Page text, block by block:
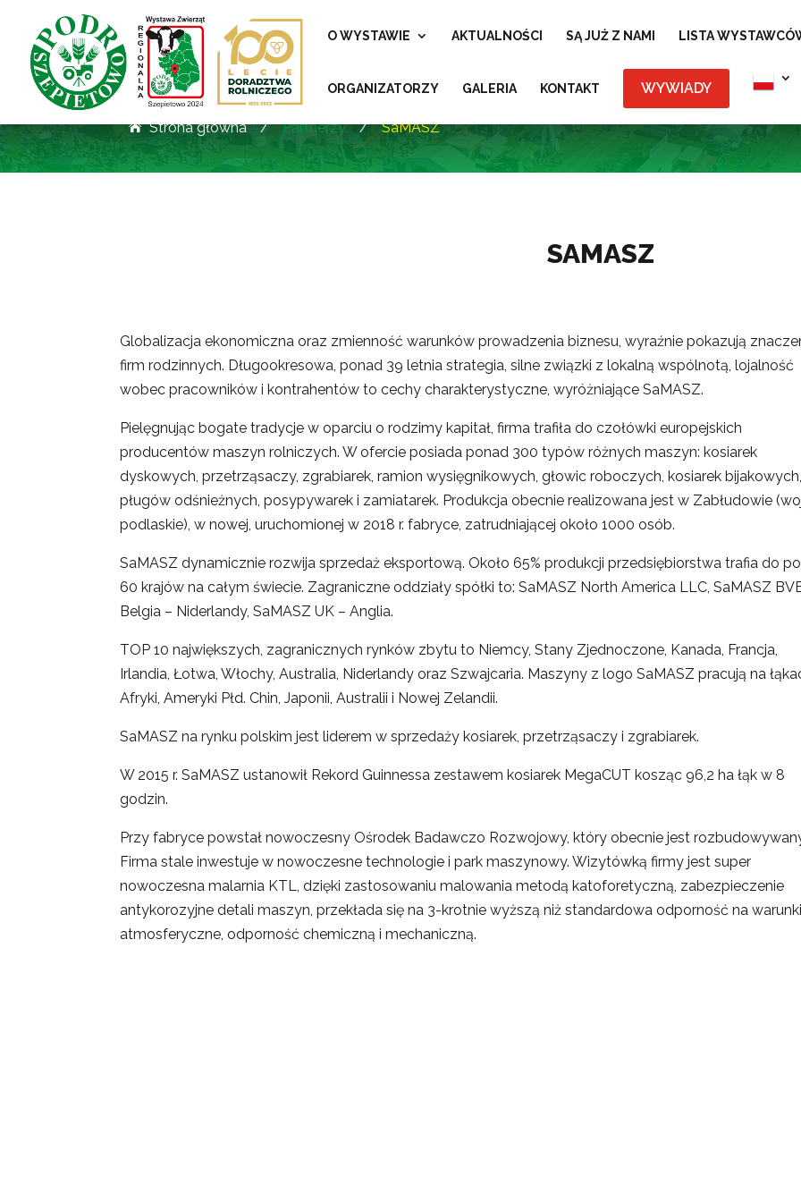
content
O WYSTAWIE AKTUALNOŚCI SĄ JUŻ Z NAMI LISTA
ORGANIZATORZY GALERIA KONTAKT WYWIADY
 Strona główna / Partnerzy / SaMASZ
SAMASZ
Globalizacja ekonomiczna oraz zmienność warunków prowadzenia biznesu, wyraźnie pokazują
firm rodzinnych. Długookresowa, ponad 39 letnia strategia, silne związki z lokalną wspólnotą, lojalność
wobec pracowników i kontrahentów to cechy charakterystyczne, wyróżniające SaMASZ.
Pielęgnując bogate tradycje w oparciu o rodzimy kapitał, firma trafiła do czołówki europejskich
producentów maszyn rolniczych. W ofercie posiada ponad 300 typów różnych maszyn: kosiarek
dyskowych, przetrząsaczy, zgrabiarek, ramion wysięgnikowych, głowic roboczych, kosiarek
pługów odśnieżnych, posypywarek i zamiatarek. Produkcja obecnie realizowana jest w Zabłudowie
podlaskie), w nowej, uruchomionej w 2018 r. fabryce, zatrudniającej około 1000 osób.
SaMASZ dynamicznie rozwija sprzedaż eksportową. Około 65% produkcji przedsiębiorstwa trafia do
60 krajów na całym świecie. Zagraniczne oddziały spółki to: SaMASZ North America LLC, SaMASZ
Belgia – Niderlandy, SaMASZ UK – Anglia.
TOP 10 największych, zagranicznych rynków zbytu to Niemcy, Stany Zjednoczone, Kanada, Francja,
Irlandia, Łotwa, Włochy, Australia, Niderlandy oraz Szwajcaria. Maszyny z logo SaMASZ pracują na
Afryki, Ameryki Płd. Chin, Japonii, Australii i Nowej Zelandii.
SaMASZ na rynku polskim jest liderem w sprzedaży kosiarek, przetrząsaczy i zgrabiarek.
W 2015 r. SaMASZ ustanowił Rekord Guinnessa zestawem kosiarek MegaCUT kosząc 96,2 ha łąk w 8
godzin.
Przy fabryce powstał nowoczesny Ośrodek Badawczo Rozwojowy, który obecnie jest
Firma stale inwestuje w nowoczesne technologie i park maszynowy. Wizytówką firmy jest super
nowoczesna malarnia KTL, dzięki zastosowaniu malowania metodą katoforetyczną, zabezpieczenie
antykorozyjne detali maszyn, przekłada się na 3-krotnie wyższą niż standardowa odporność na
atmosferyczne, odporność chemiczną i mechaniczną.